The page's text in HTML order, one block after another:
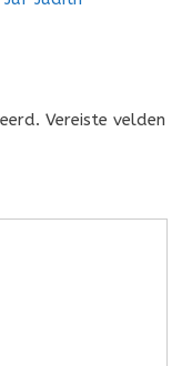
Vereiste velden